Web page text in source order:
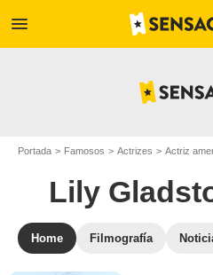
menu
Portada Famosos Actrizes Actriz
Lily
Home Filmografía